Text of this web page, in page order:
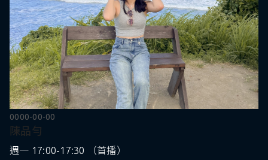
0000-00-00
陳品勻
週一 17:00-17:30 （首播）